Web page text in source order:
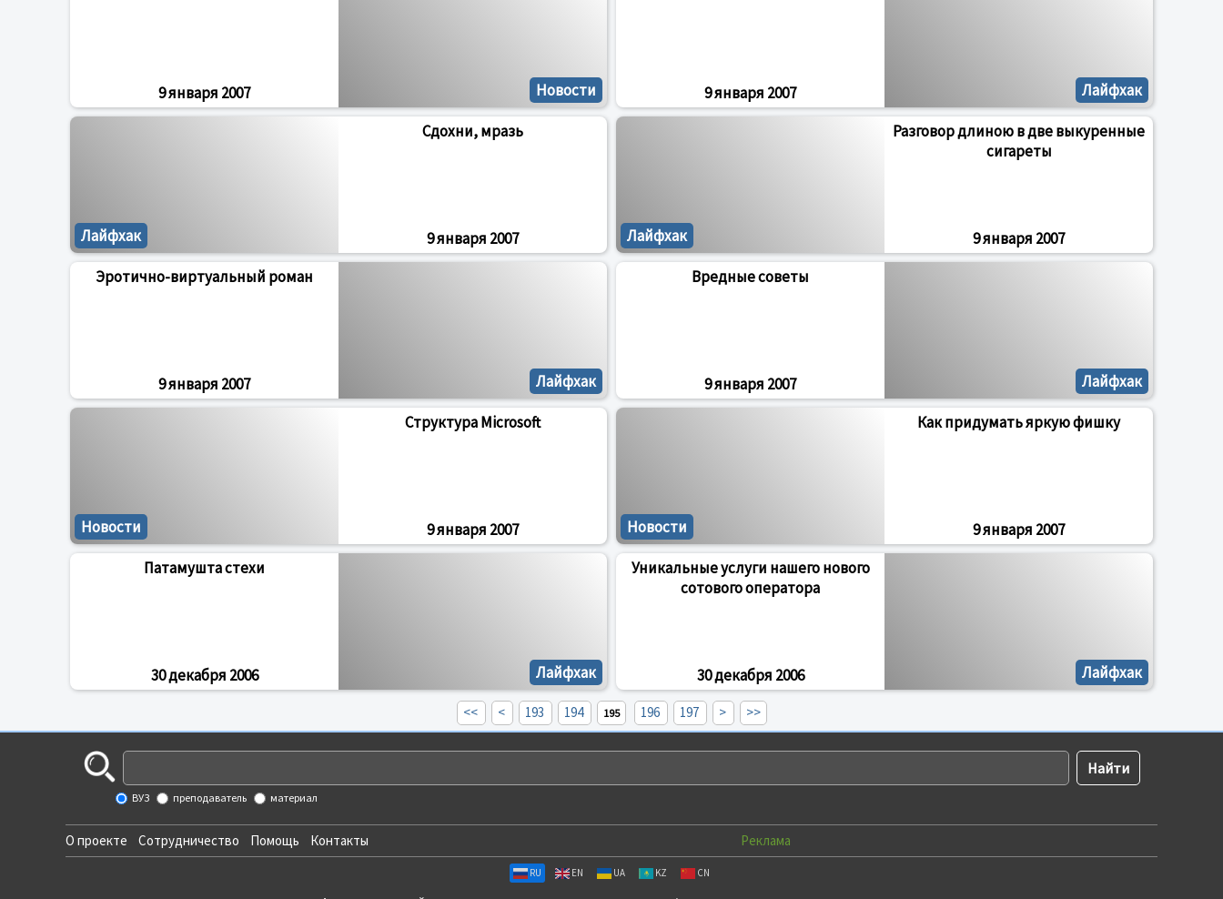
Новости
9 января 2007 Лайфхак
9 января 2007
Лайфхак
Сдохни, мразь
9 января 2007 Лайфхак
Разговор длиною в две выкуренные
сигареты
9 января 2007
Лайфхак
Эротично-виртуальный роман
9 января 2007 Лайфхак
Вредные советы
9 января 2007
Новости
Структура Microsoft
9 января 2007 Новости
Как придумать яркую фишку
9 января 2007
Лайфхак
Патамушта стехи
30 декабря 2006 Лайфхак
Уникальные услуги нашего нового
сотового оператора
30 декабря 2006
<< < 193 194 195 196 197 > >>
ВУЗ преподаватель материал
О проекте Сотрудничество Помощь Контакты Реклама
RU EN UA KZ CN